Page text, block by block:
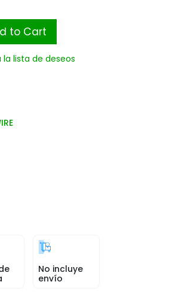
to Cart
la lista de deseos
No incluye
envío